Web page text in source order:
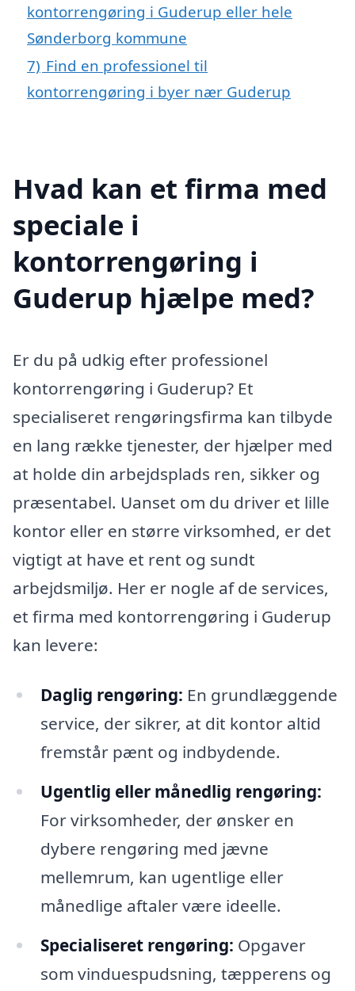
kontorrengøring i Guderup eller hele
Sønderborg kommune
7) Find en professionel til
kontorrengøring i byer nær Guderup
Hvad kan et firma med
speciale i
kontorrengøring i
Guderup hjælpe med?
Er du på udkig efter professionel
kontorrengøring i Guderup? Et
specialiseret rengøringsfirma kan tilbyde
en lang række tjenester, der hjælper med
at holde din arbejdsplads ren, sikker og
præsentabel. Uanset om du driver et lille
kontor eller en større virksomhed, er det
vigtigt at have et rent og sundt
arbejdsmiljø. Her er nogle af de services,
et firma med kontorrengøring i Guderup
kan levere:
Daglig rengøring: En grundlæggende
service, der sikrer, at dit kontor altid
fremstår pænt og indbydende.
Ugentlig eller månedlig rengøring:
For virksomheder, der ønsker en
dybere rengøring med jævne
mellemrum, kan ugentlige eller
månedlige aftaler være ideelle.
Specialiseret rengøring: Opgaver
som vinduespudsning, tæpperens og